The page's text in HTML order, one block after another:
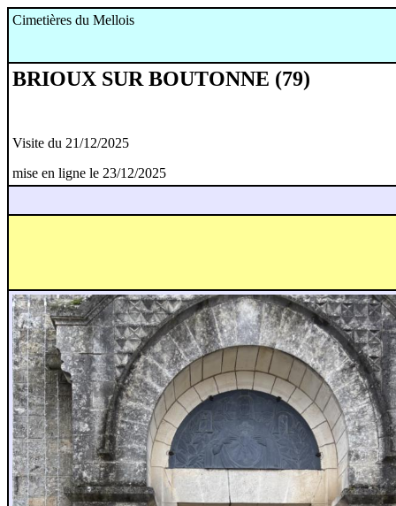
Cimetières du Mellois
BRIOUX SUR BOUTONNE (79)
Visite du 21/12/2025
mise en ligne le 23/12/2025